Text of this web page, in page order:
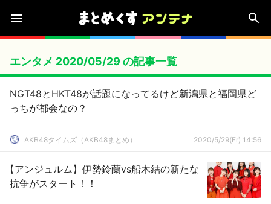
エンタメ 2020/05/29 の記事一覧
NGT48とHKT48が話題になってるけど新潟県と福岡県ど
っちが都会なの？
AKB48タイムズ（AKB48まとめ） 2020/5/29(Fr) 14:56
【アンジュルム】伊勢鈴蘭vs船木結の新たな
抗争がスタート！！